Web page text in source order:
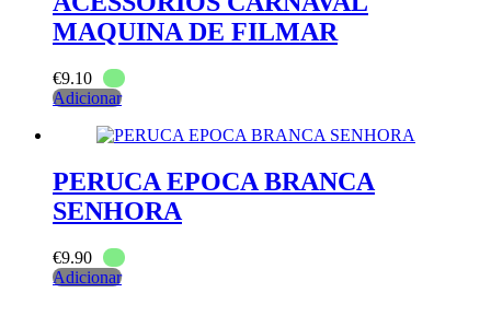
MAQUINA DE FILMAR
€9.10
Adicionar
PERUCA EPOCA BRANCA
SENHORA
€9.90
Adicionar